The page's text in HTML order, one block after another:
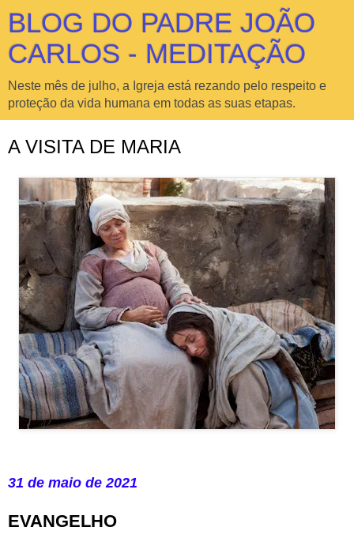
BLOG DO PADRE JOÃO
CARLOS - MEDITAÇÃO
Neste mês de julho, a Igreja está rezando pelo respeito e
proteção da vida humana em todas as suas etapas.
A VISITA DE MARIA
31 de maio de 2021
EVANGELHO